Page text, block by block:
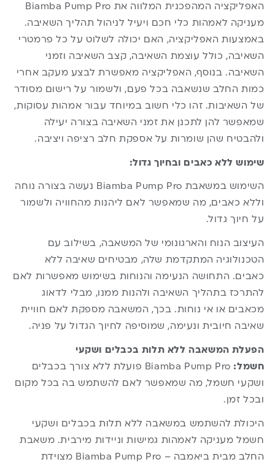
האפליקציה המהפכנית המלווה את Biamba Pump Pro
מעניקה לאמהות כלי חכם ויעיל לניהול תהליך השאיבה.
באמצעות האפליקציה, האם יכולה לשלוט על כל פרמטרי
השאיבה, כולל עוצמת השאיבה, קצב השאיבה וזמני
השאיבה. בנוסף, האפליקציה מאפשרת לבצע מעקב אחרי
כמות החלב שנשאבה בכל פעם, ולשמור על רישום מסודר
של השאיבות. זהו כלי חשוב במיוחד עבור אמהות עסוקות,
שמאפשר להן לתכנן את זמני השאיבה בצורה יעילה
ולהבטיח שהן שומרות על אספקת חלב רציפה ויציבה.
שימוש ללא כאבים ובחיוך גדול:
השימוש במשאבת Biamba Pump Pro נעשה בצורה נוחה
וללא כאבים, מה שמאפשר לאם ליהנות מהחוויה ולשמור
על חיוך גדול.
העיצוב הנוח והארגונומי של המשאבה, בשילוב עם
הטכנולוגיה המתקדמת שלה, מבטיחים שאיבה ללא
כאבים. התחושה הנעימה והנוחות בשימוש מאפשרות לאם
להתרכז בתהליך השאיבה ולהנות ממנו, מבלי לדאוג
מכאבים או אי נוחות. בכך, המשאבה מספקת לאם חוויית
שאיבה חיובית ונעימה, שמוסיפה לחיוך הגדול על פניה.
הפעלת המשאבה ללא תלות בכבלים ושקעי
חשמל:
Biamba Pump Pro פועלת ללא צורך בכבלים
ושקעי חשמל, מה שמאפשר לאם להשתמש בה בכל מקום
ובכל זמן.
היכולת להשתמש במשאבה ללא תלות בכבלים ושקעי
חשמל מעניקה לאמהות גמישות וניידות מירבית. משאבת
החלב מבית ביאמבה
– Biamba Pump Pro מצוידת